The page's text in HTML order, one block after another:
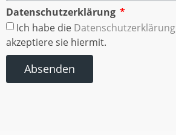
Datenschutzerklärung
Ich habe die Datenschutzerklärung
akzeptiere sie hiermit.
Absenden